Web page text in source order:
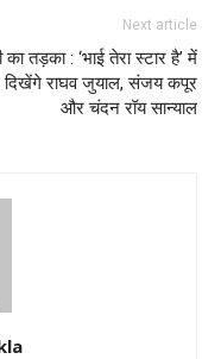
Next article
का तड़का : ‘भाई तेरा स्टार है’ में
दिखेंगे राघव जुयाल, संजय कपूर
और चंदन रॉय सान्याल